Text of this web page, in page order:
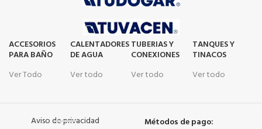
ACCESORIOS
PARA BAÑO
Ver Todo
CALENTADORES
DE AGUA
Ver todo
TUBERIAS Y
CONEXIONES
Ver todo
TANQUES Y
TINACOS
Ver todo
Aviso de privacidad Métodos de pago: